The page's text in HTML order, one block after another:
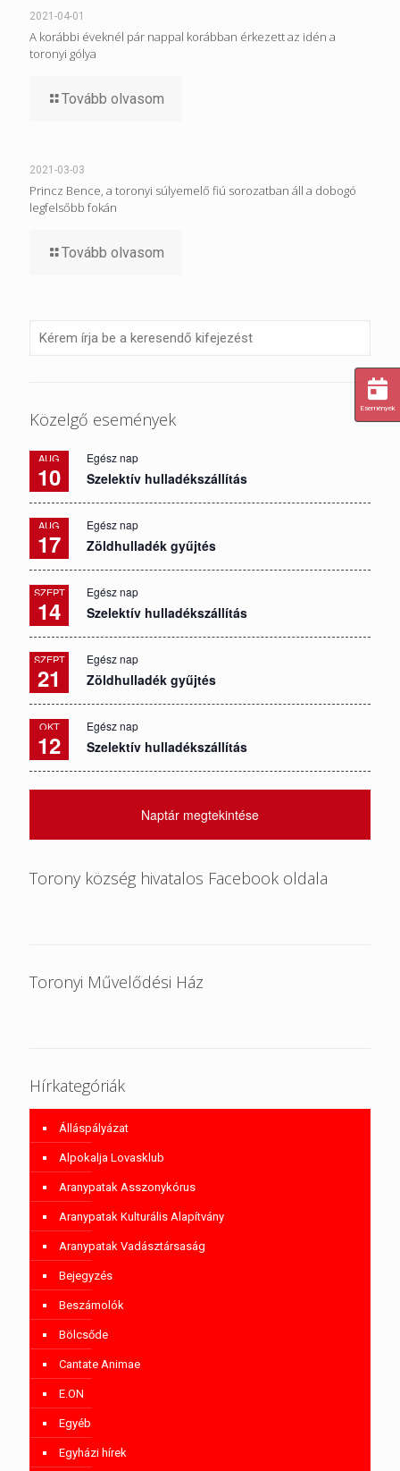
2021-04-01
A korábbi éveknél pár nappal korábban érkezett az idén a
toronyi gólya
Tovább olvasom
2021-03-03
Princz Bence, a toronyi súlyemelő fiú sorozatban áll a dobogó
legfelsőbb fokán
Tovább olvasom
Közelgő események
AUG
10
Egész nap
Szelektív hulladékszállítás
AUG
17
Egész nap
Zöldhulladék gyűjtés
SZEPT
14
Egész nap
Szelektív hulladékszállítás
SZEPT
21
Egész nap
Zöldhulladék gyűjtés
OKT
12
Egész nap
Szelektív hulladékszállítás
Naptár megtekintése
Torony község hivatalos Facebook oldala
Toronyi Művelődési Ház
Hírkategóriák
Álláspályázat
Alpokalja Lovasklub
Aranypatak Asszonykórus
Aranypatak Kulturális Alapítvány
Aranypatak Vadásztársaság
Bejegyzés
Beszámolók
Bölcsőde
Cantate Animae
E.ON
Egyéb
Egyházi hírek
Események